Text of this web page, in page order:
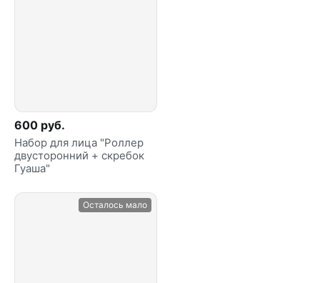
600 руб.
Набор для лица "Роллер
двусторонний + скребок
Гуаша"
Осталось мало